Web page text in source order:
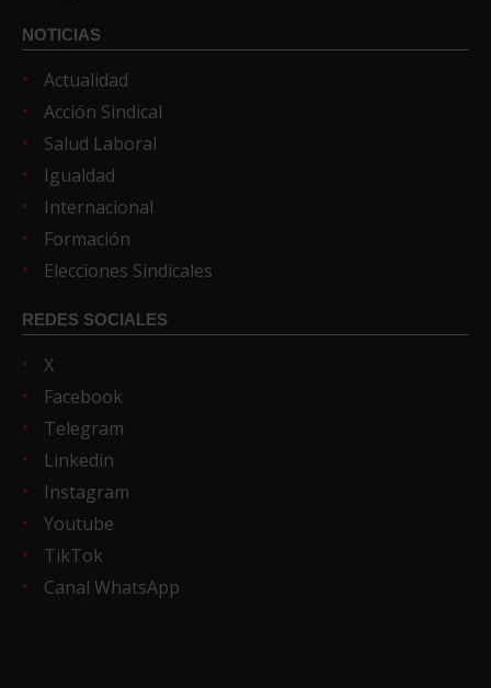
NOTICIAS
Actualidad
Acción Sindical
Salud Laboral
Igualdad
Internacional
Formación
Elecciones Sindicales
REDES SOCIALES
X
Facebook
Telegram
Linkedin
Instagram
Youtube
TikTok
Canal WhatsApp